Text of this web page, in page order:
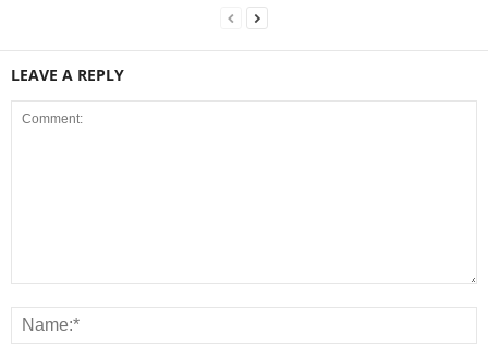
LEAVE A REPLY